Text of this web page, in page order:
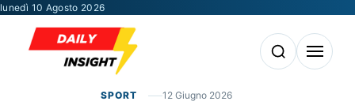
Vai al contenuto
lunedì 10 Agosto 2026
Apri la ricerca
Apri il
SPORT 12 Giugno 2026